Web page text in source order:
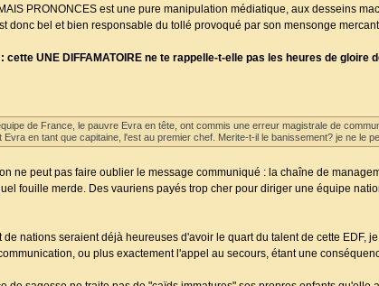
PRONONCES est une pure manipulation médiatique, aux desseins
donc bel et bien responsable du tollé provoqué par son mensonge
UNE DIFFAMATOIRE ne te rappelle-t-elle pas les heures de gloire
de France, le pauvre Evra en tête, ont commis une erreur magistrale de
Evra en tant que capitaine, l'est au premier chef. Merite-t-il le banissement? je ne le
ne peut pas faire oublier le message communiqué : la chaîne de
fouille merde. Des vauriens payés trop cher pour diriger une équipe
nations seraient déjà heureuses d'avoir le quart du talent de cette EDF,
ou plus exactement l'appel au secours, étant une